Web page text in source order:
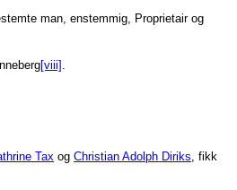
man, enstemmig, Proprietair og
[viii]
Tax og Christian Adolph Diriks , fikk